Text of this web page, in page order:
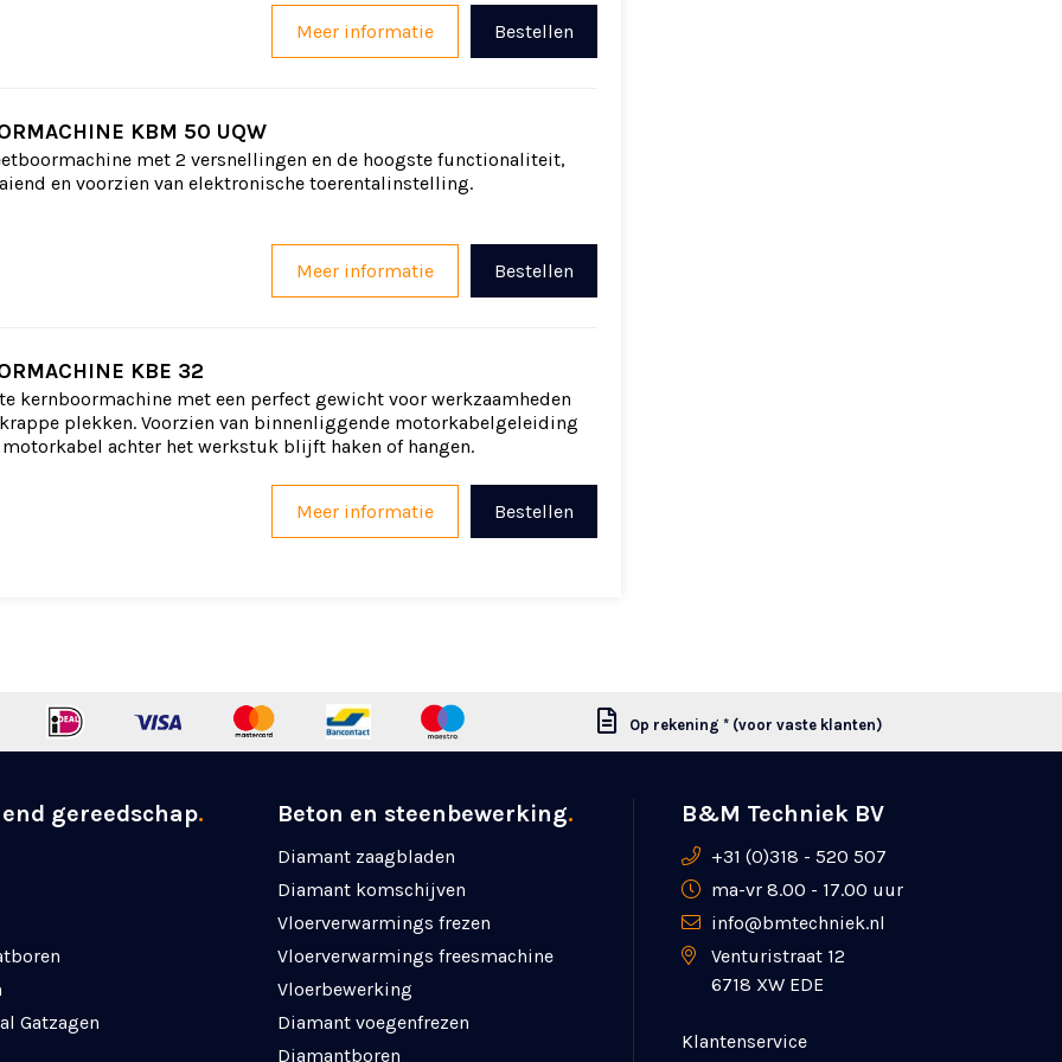
Bestellen
Meer informatie
KBM 50 UQW
met 2 versnellingen en de hoogste functionaliteit,
en voorzien van elektronische toerentalinstelling.
Bestellen
Meer informatie
KBE 32
kernboormachine met een perfect gewicht voor werkzaamheden
plekken. Voorzien van binnenliggende motorkabelgeleiding
achter het werkstuk blijft haken of hangen.
Bestellen
Meer informatie
Op rekening * (voor vaste klanten)
gereedschap.
Gatzagen
Beton en steenbewerking.
Diamant zaagbladen
Diamant komschijven
Vloerverwarmings frezen
Vloerverwarmings freesmachine
Vloerbewerking
Diamant voegenfrezen
Diamantboren
B&M Techniek BV
+31 (0)318 - 520 507
ma-vr 8.00 - 17.00 uur
info@bmtechniek.nl
Venturistraat 12
6718 XW EDE
Klantenservice